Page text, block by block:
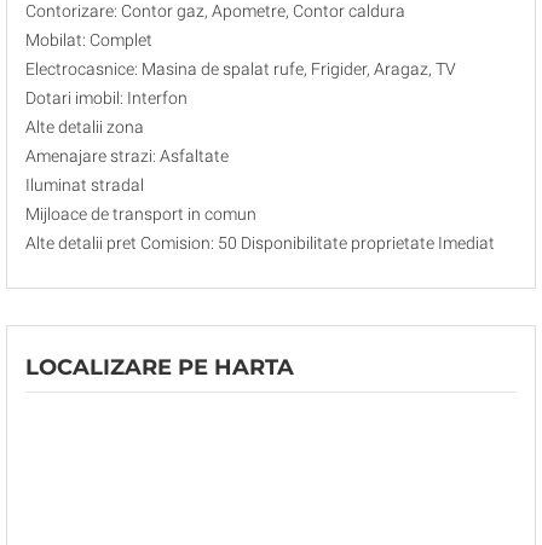
Contorizare: Contor gaz, Apometre, Contor caldura
Mobilat: Complet
Electrocasnice: Masina de spalat rufe, Frigider, Aragaz, TV
Dotari imobil: Interfon
Alte detalii zona
Amenajare strazi: Asfaltate
Iluminat stradal
Mijloace de transport in comun
Alte detalii pret Comision: 50 Disponibilitate proprietate Imediat
LOCALIZARE PE HARTA